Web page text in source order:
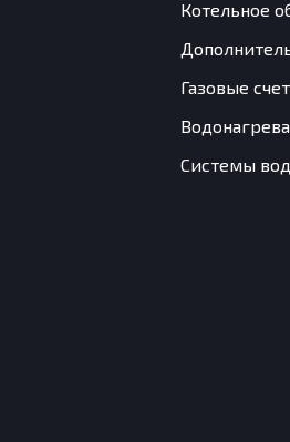
Котельное
Газовые
Системы